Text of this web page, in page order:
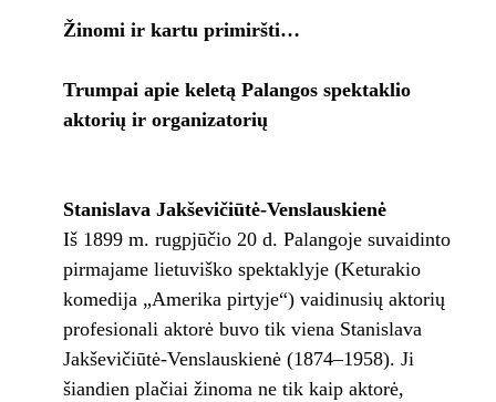
Žinomi ir kartu primiršti…
Trumpai apie keletą Palangos spektaklio
aktorių ir organizatorių
Stanislava Jakševičiūtė-Venslauskienė
Iš 1899 m. rugpjūčio 20 d. Palangoje suvaidinto
pirmajame lietuviško spektaklyje (Keturakio
komedija „Amerika pirtyje“) vaidinusių aktorių
profesionali aktorė buvo tik viena Stanislava
Jakševičiūtė-Venslauskienė (1874–1958). Ji
šiandien plačiai žinoma ne tik kaip aktorė,